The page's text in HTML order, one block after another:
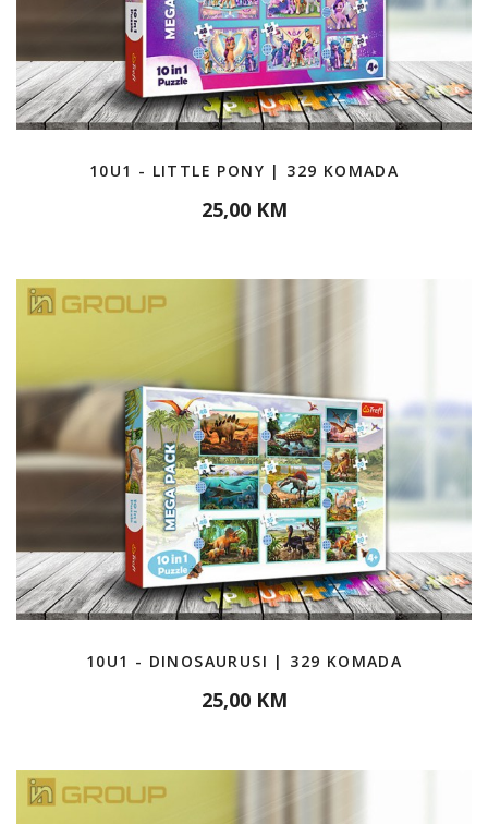
10U1 - LITTLE PONY | 329 KOMADA
25,00 KM
10U1 - DINOSAURUSI | 329 KOMADA
25,00 KM